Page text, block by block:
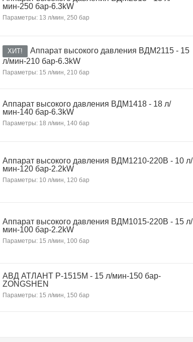
мин-250 бар-6.3kW
Параметры: 13 л/мин, 250 бар
ХИТ!
Аппарат высокого давления ВДМ2115 - 15
л/мин-210 бар-6.3kW
Параметры: 15 л/мин, 210 бар
Аппарат высокого давления ВДМ1418 - 18 л/
мин-140 бар-6.3kW
Параметры: 18 л/мин, 140 бар
Аппарат высокого давления ВДМ1210-220В - 10 л/
мин-120 бар-2.2kW
Параметры: 10 л/мин, 120 бар
Аппарат высокого давления ВДМ1015-220В - 15 л/
мин-100 бар-2.2kW
Параметры: 15 л/мин, 100 бар
АВД АТЛАНТ P-1515М - 15 л/мин-150 бар-
ZONGSHEN
Параметры: 15 л/мин, 150 бар